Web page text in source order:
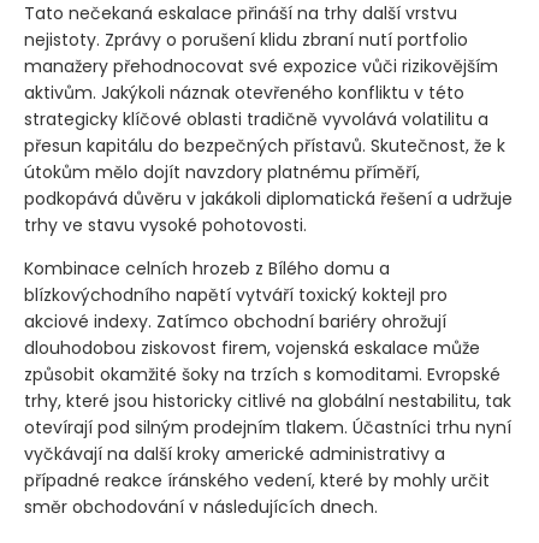
Tato nečekaná eskalace přináší na trhy další vrstvu
nejistoty. Zprávy o porušení klidu zbraní nutí portfolio
manažery přehodnocovat své expozice vůči rizikovějším
aktivům. Jakýkoli náznak otevřeného konfliktu v této
strategicky klíčové oblasti tradičně vyvolává volatilitu a
přesun kapitálu do bezpečných přístavů. Skutečnost, že k
útokům mělo dojít navzdory platnému příměří,
podkopává důvěru v jakákoli diplomatická řešení a udržuje
trhy ve stavu vysoké pohotovosti.
Kombinace celních hrozeb z Bílého domu a
blízkovýchodního napětí vytváří toxický koktejl pro
akciové indexy. Zatímco obchodní bariéry ohrožují
dlouhodobou ziskovost firem, vojenská eskalace může
způsobit okamžité šoky na trzích s komoditami. Evropské
trhy, které jsou historicky citlivé na globální nestabilitu, tak
otevírají pod silným prodejním tlakem. Účastníci trhu nyní
vyčkávají na další kroky americké administrativy a
případné reakce íránského vedení, které by mohly určit
směr obchodování v následujících dnech.